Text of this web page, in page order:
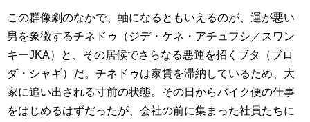
この群像劇のなかで、軸になるともいえるのが、運が悪い
男を象徴するチネドゥ（ジデ・ケネ・アチュフシ／スワン
キーJKA）と、その居候でさらなる悪運を招くブタ（ブロ
ダ・シャギ）だ。チネドゥは家賃を滞納しているため、大
家に追い出される寸前の状態。その日からバイク便の仕事
をはじめるはずだったが、会社の前に集まった社員たちに